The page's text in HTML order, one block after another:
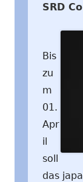
SRD
Bis
zu
m
01.
Apr
il
soll
das